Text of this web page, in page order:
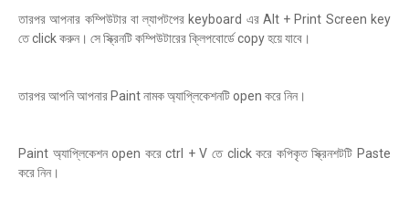
তারপর আপনার কম্পিউটার বা ল্যাপটপের keyboard এর Alt + Print Screen key
তে click করুন। সে স্ক্রিনটি কম্পিউটারের ক্লিপবোর্ডে copy হয়ে যাবে।
তারপর আপনি আপনার Paint নামক অ্যাপ্লিকেশনটি open করে নিন।
Paint অ্যাপ্লিকেশন open করে ctrl + V তে click করে কপিকৃত স্ক্রিনশটটি Paste
করে নিন।